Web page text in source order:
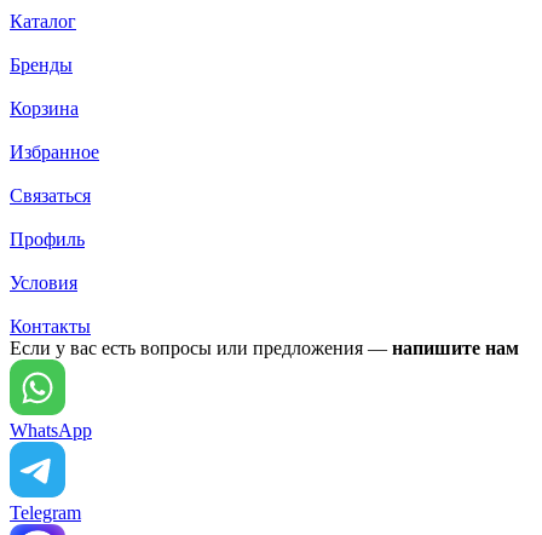
Каталог
Бренды
Корзина
Избранное
Связаться
Профиль
Условия
Контакты
Если у вас есть вопросы или предложения — напишите нам
WhatsApp
Telegram